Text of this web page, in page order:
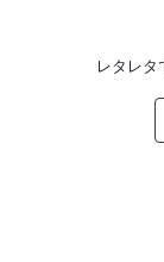
レタレタ